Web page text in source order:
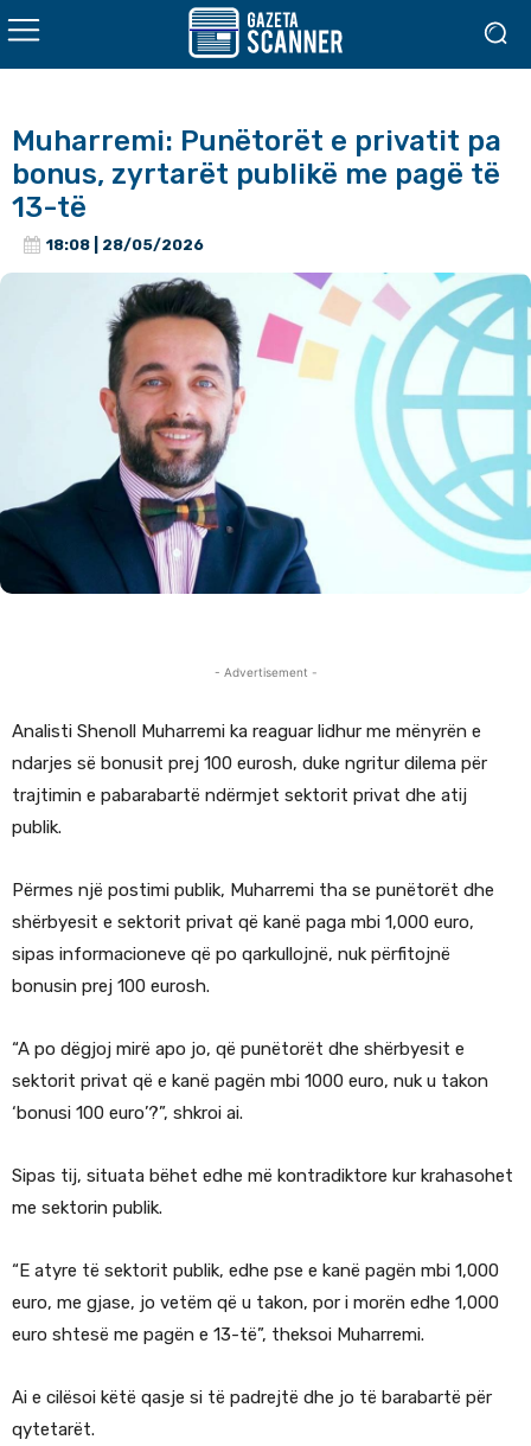
Muharremi: Punëtorët e privatit pa
bonus, zyrtarët publikë me pagë të
13-të
18:08 | 28/05/2026
- Advertisement -
Analisti Shenoll Muharremi ka reaguar lidhur me mënyrën e
ndarjes së bonusit prej 100 eurosh, duke ngritur dilema për
trajtimin e pabarabartë ndërmjet sektorit privat dhe atij
publik.
Përmes një postimi publik, Muharremi tha se punëtorët dhe
shërbyesit e sektorit privat që kanë paga mbi 1,000 euro,
sipas informacioneve që po qarkullojnë, nuk përfitojnë
bonusin prej 100 eurosh.
“A po dëgjoj mirë apo jo, që punëtorët dhe shërbyesit e
sektorit privat që e kanë pagën mbi 1000 euro, nuk u takon
‘bonusi 100 euro’?”, shkroi ai.
Sipas tij, situata bëhet edhe më kontradiktore kur krahasohet
me sektorin publik.
“E atyre të sektorit publik, edhe pse e kanë pagën mbi 1,000
euro, me gjase, jo vetëm që u takon, por i morën edhe 1,000
euro shtesë me pagën e 13-të”, theksoi Muharremi.
Ai e cilësoi këtë qasje si të padrejtë dhe jo të barabartë për
qytetarët.